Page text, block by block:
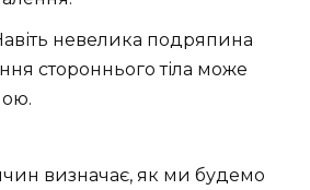
невелика подряпина
стороннього тіла може
визначає, як ми будемо